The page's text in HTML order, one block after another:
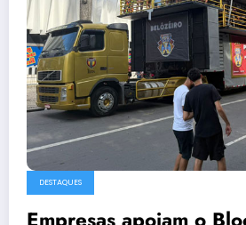
DESTAQUES
Empresas apoiam o